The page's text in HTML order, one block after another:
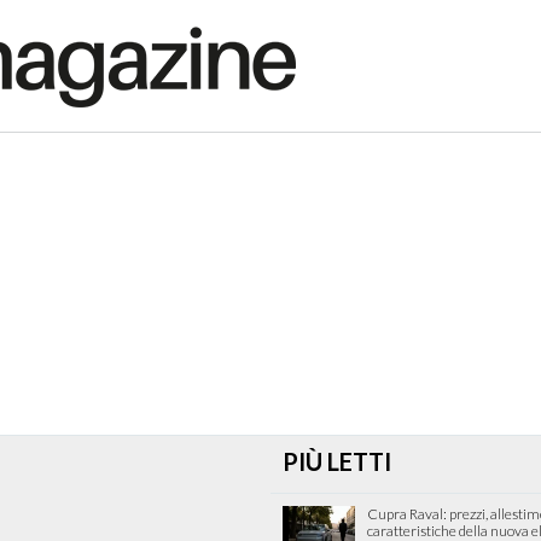
PIÙ LETTI
Cupra Raval: prezzi,
caratteristiche della nuova